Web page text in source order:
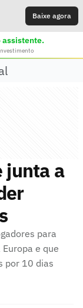
Baixe agora
assistente.
junta a
para
e que
por 10 dias